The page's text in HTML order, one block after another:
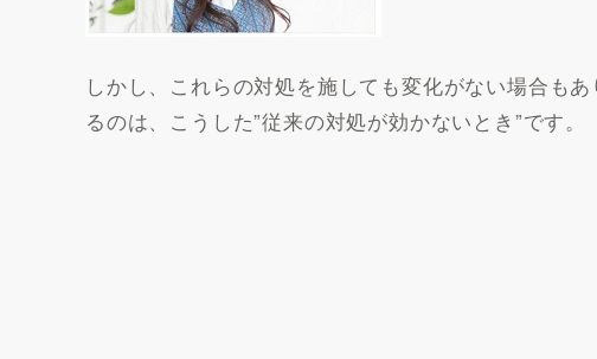
しかし、これらの対処を施しても変化がない場合も
るのは、こうした”従来の対処が効かないとき”です。